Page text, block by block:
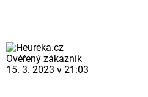
Ověřený zákazník
15. 3. 2023 v 21:03